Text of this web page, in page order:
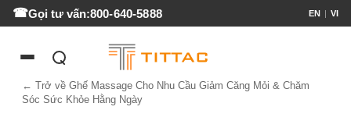
Gọi tư vấn:800-640-5888 EN | VI
← Trở về Ghế Massage Cho Nhu Cầu Giảm Căng Mỏi & Chăm
Sóc Sức Khỏe Hằng Ngày